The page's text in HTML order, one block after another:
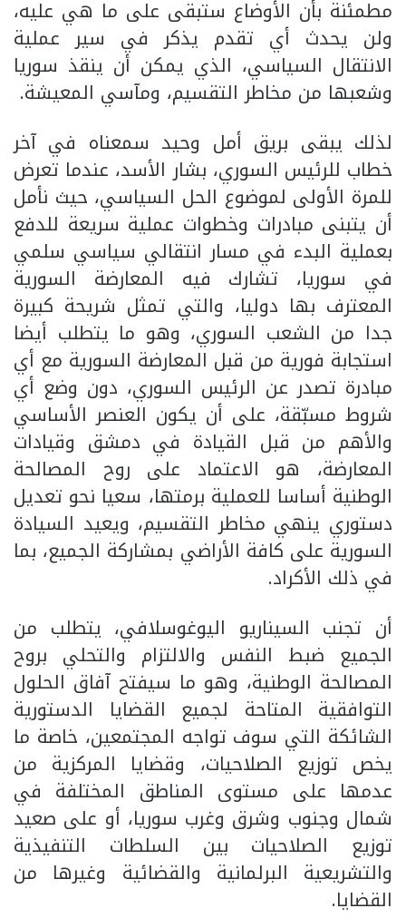
مطمئنة بأن الأوضاع ستبقى على ما هي عليه،
ولن يحدث أي تقدم يذكر في سير عملية
الانتقال السياسي، الذي يمكن أن ينقذ سوريا
وشعبها من مخاطر التقسيم، ومآسي المعيشة.
لذلك يبقى بريق أمل وحيد سمعناه في آخر
خطاب للرئيس السوري، بشار الأسد، عندما تعرض
للمرة الأولى لموضوع الحل السياسي، حيث نأمل
أن يتبنى مبادرات وخطوات عملية سريعة للدفع
بعملية البدء في مسار انتقالي سياسي سلمي
في سوريا، تشارك فيه المعارضة السورية
المعترف بها دوليا، والتي تمثل شريحة كبيرة
جدا من الشعب السوري، وهو ما يتطلب أيضا
استجابة فورية من قبل المعارضة السورية مع أي
مبادرة تصدر عن الرئيس السوري، دون وضع أي
شروط مسبّقة، على أن يكون العنصر الأساسي
والأهم من قبل القيادة في دمشق وقيادات
المعارضة، هو الاعتماد على روح المصالحة
الوطنية أساسا للعملية برمتها، سعيا نحو تعديل
دستوري ينهي مخاطر التقسيم، ويعيد السيادة
السورية على كافة الأراضي بمشاركة الجميع، بما
في ذلك الأكراد.
أن تجنب السيناريو اليوغوسلافي، يتطلب من
الجميع ضبط النفس والالتزام والتحلي بروح
المصالحة الوطنية، وهو ما سيفتح آفاق الحلول
التوافقية المتاحة لجميع القضايا الدستورية
الشائكة التي سوف تواجه المجتمعين، خاصة ما
يخص توزيع الصلاحيات، وقضايا المركزية من
عدمها على مستوى المناطق المختلفة في
شمال وجنوب وشرق وغرب سوريا، أو على صعيد
توزيع الصلاحيات بين السلطات التنفيذية
والتشريعية البرلمانية والقضائية وغيرها من
القضايا.